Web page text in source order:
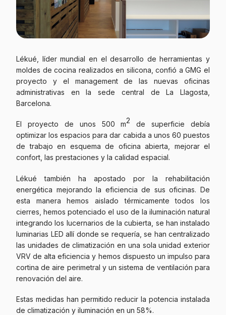
Lékué, líder mundial en el desarrollo de herramientas y
moldes de cocina realizados en silicona, confió a GMG el
proyecto y el management de las nuevas oficinas
administrativas en la sede central de La Llagosta,
Barcelona.
El proyecto de unos 500 m2 de superficie debía
optimizar los espacios para dar cabida a unos 60 puestos
de trabajo en esquema de oficina abierta, mejorar el
confort, las prestaciones y la calidad espacial.
Lékué también ha apostado por la rehabilitación
energética mejorando la eficiencia de sus oficinas. De
esta manera hemos aislado térmicamente todos los
cierres, hemos potenciado el uso de la iluminación natural
integrando los lucernarios de la cubierta, se han instalado
luminarias LED allí donde se requería, se han centralizado
las unidades de climatización en una sola unidad exterior
VRV de alta eficiencia y hemos dispuesto un impulso para
cortina de aire perimetral y un sistema de ventilación para
renovación del aire.
Estas medidas han permitido reducir la potencia instalada
de climatización y iluminación en un 58%.